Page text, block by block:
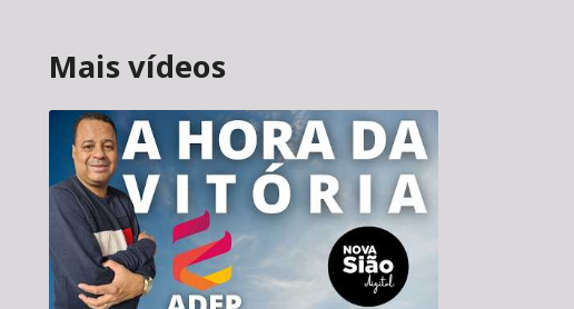
Mais vídeos